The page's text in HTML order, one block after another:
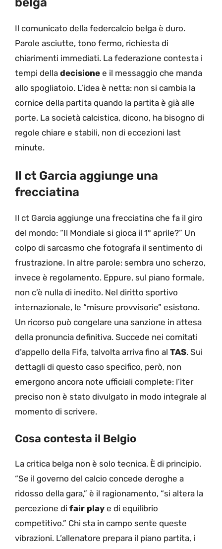
Il comunicato della federcalcio belga è duro.
Parole asciutte, tono fermo, richiesta di
chiarimenti immediati. La federazione contesta i
tempi della decisione e il messaggio che manda
allo spogliatoio. L’idea è netta: non si cambia la
cornice della partita quando la partita è già alle
porte. La società calcistica, dicono, ha bisogno di
regole chiare e stabili, non di eccezioni last
minute.
Il ct Garcia aggiunge una
frecciatina
Il ct Garcia aggiunge una frecciatina che fa il giro
del mondo: “Il Mondiale si gioca il 1° aprile?” Un
colpo di sarcasmo che fotografa il sentimento di
frustrazione. In altre parole: sembra uno scherzo,
invece è regolamento. Eppure, sul piano formale,
non c’è nulla di inedito. Nel diritto sportivo
internazionale, le “misure provvisorie” esistono.
Un ricorso può congelare una sanzione in attesa
della pronuncia definitiva. Succede nei comitati
d’appello della Fifa, talvolta arriva fino al TAS. Sui
dettagli di questo caso specifico, però, non
emergono ancora note ufficiali complete: l’iter
preciso non è stato divulgato in modo integrale al
momento di scrivere.
Cosa contesta il Belgio
La critica belga non è solo tecnica. È di principio.
“Se il governo del calcio concede deroghe a
ridosso della gara,” è il ragionamento, “si altera la
percezione di fair play e di equilibrio
competitivo.” Chi sta in campo sente queste
vibrazioni. L’allenatore prepara il piano partita, i